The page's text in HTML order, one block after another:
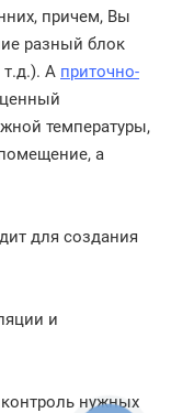
причем, Вы
разный блок
А приточно-
температуры,
а
для создания
и
нужных